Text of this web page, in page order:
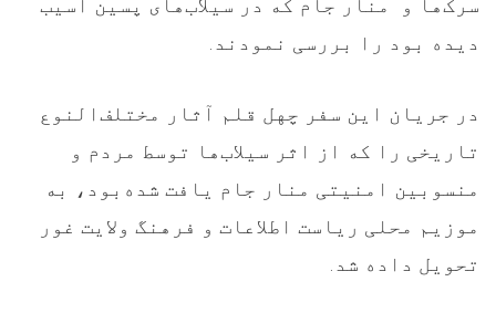
دیده بود را بررسی نمودند.
در جریان این سفر چهل قلم آثار مختلف‌النوع
تاریخی را که از اثر سیلاب‌ها توسط مردم و
منسوبین امنیتی منار جام یافت شده‌بود، به
موزیم محلی ریاست اطلاعات و فرهنگ ولایت غور
تحویل داده شد.